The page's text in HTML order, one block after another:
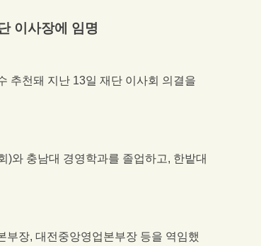
이사장에 임명
추천돼 지난 13일 재단 이사회 의결을
)와 충남대 경영학과를 졸업하고, 한밭대
부장, 대전중앙영업본부장 등을 역임했